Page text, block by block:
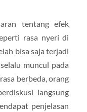
tentang efek
rasa nyeri di
bisa saja terjadi
muncul pada
berbeda, orang
langsung
penjelasan